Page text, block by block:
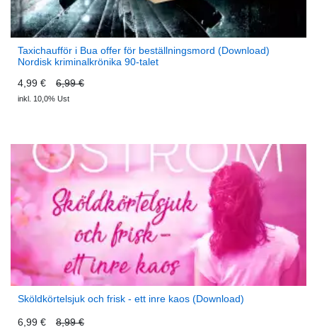
Taxichaufför i Bua offer för beställningsmord (Download)
Nordisk kriminalkrönika 90-talet
4,99 €
6,99 €
inkl. 10,0% Ust
Sköldkörtelsjuk och frisk - ett inre kaos (Download)
6,99 € 8,99 €